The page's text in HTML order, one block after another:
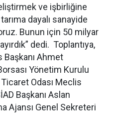
ve işbirliğine
dayalı sanayide
Bunun için 50 milyar
dedi. Toplantıya,
Başkanı Ahmet
Yönetim Kurulu
Odası Meclis
Başkanı Aslan
Ajansı Genel Sekreteri